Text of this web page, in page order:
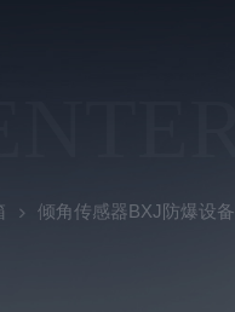
倾角传感器BXJ防爆设